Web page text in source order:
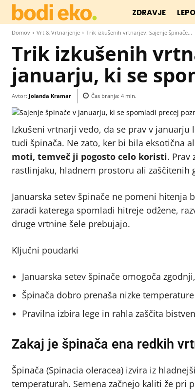
ZDRAVJE
Domov Vrt & Vrtnarjenje Trik izkušenih vrtnarjev: Sajenje špinače...
Trik izkušenih
januarju, ki se
Avtor: Jolanda Kramar Čas branja: 4 min.
Izkušeni vrtnarji vedo, da se prav v
tudi špinača. Ne zato, ker bi bila eksotična
moti, temveč ji pogosto celo koristi. Prav
rastlinjaku, hladnem prostoru ali zaščitenih
Januarska setev špinače ne pomeni
zaradi katerega spomladi hitreje odžene,
druge vrtnine šele prebujajo.
Ključni poudarki
Januarska setev špinače omogoča
Špinača dobro prenaša nizke
Pravilna izbira lege in rahla zaščita
Zakaj je špinača ena redkih
Špinača (Spinacia oleracea) izvira iz
temperaturah. Semena začnejo kaliti že pri